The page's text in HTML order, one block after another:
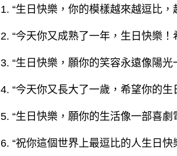
1. “生日快樂，你的模樣越來越逗比，
2. “今天你又成熟了一年，生日快樂
3. “生日快樂，願你的笑容永遠像陽
4. “今天你又長大了一歲，希望你的
5. “生日快樂，願你的生活像一部喜
6. “祝你這個世界上最逗比的人生日